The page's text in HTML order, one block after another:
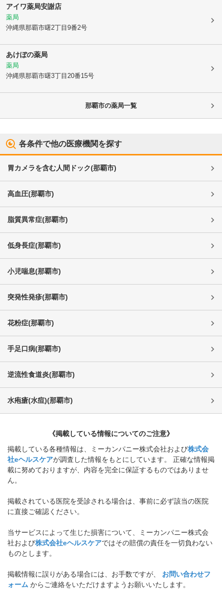
アイワ薬局安謝店
薬局
沖縄県那覇市曙2丁目9番2号
あけぼの薬局
薬局
沖縄県那覇市曙3丁目20番15号
那覇市の薬局一覧
各条件で他の医療機関を探す
胃カメラを含む人間ドック(那覇市)
高血圧(那覇市)
脂質異常症(那覇市)
低身長症(那覇市)
小児喘息(那覇市)
突発性発疹(那覇市)
花粉症(那覇市)
手足口病(那覇市)
逆流性食道炎(那覇市)
水疱瘡(水痘)(那覇市)
《掲載している情報についてのご注意》
掲載している各種情報は、ミーカンパニー株式会社および株式会
社eヘルスケアが調査した情報をもとにしています。 正確な情報掲
載に努めておりますが、内容を完全に保証するものではありませ
ん。
掲載されている医院を受診される場合は、事前に必ず該当の医院
に直接ご確認ください。
当サービスによって生じた損害について、ミーカンパニー株式会
社および株式会社eヘルスケアではその賠償の責任を一切負わない
ものとします。
掲載情報に誤りがある場合には、お手数ですが、
お問い合わせフ
ォーム からご連絡をいただけますようお願いいたします。